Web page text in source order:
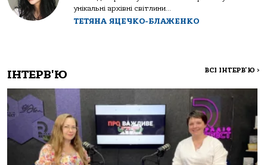
унікальні архівні світлини...
ТЕТЯНА ЯЦЕЧКО-БЛАЖЕНКО
ІНТЕРВ'Ю ВСІ ІНТЕРВ'Ю >